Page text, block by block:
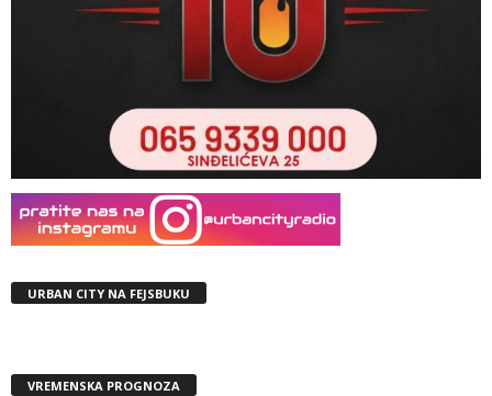
URBAN CITY NA FEJSBUKU
VREMENSKA PROGNOZA